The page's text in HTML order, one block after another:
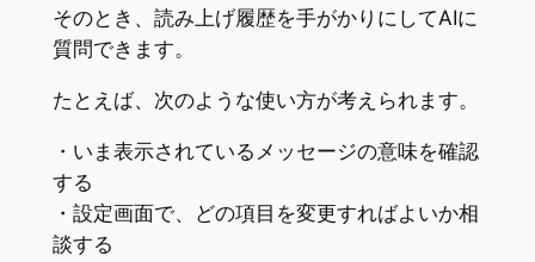
そのとき、読み上げ履歴を手がかりにしてAIに
質問できます。
たとえば、次のような使い方が考えられます。
・いま表示されているメッセージの意味を確認
する
・設定画面で、どの項目を変更すればよいか相
談する